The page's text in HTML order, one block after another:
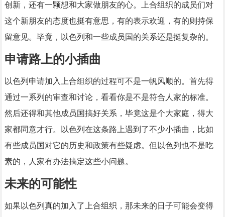
创新，还有一颗想和大家做朋友的心。上合组织的成员们对
这个新朋友的态度也挺有意思，有的表示欢迎，有的则持保
留意见。毕竟，以色列和一些成员国的关系还是挺复杂的。
申请路上的小插曲
以色列申请加入上合组织的过程可不是一帆风顺的。首先得
通过一系列的审查和讨论，看看你是不是符合人家的标准。
然后还得和其他成员国搞好关系，毕竟这是个大家庭，得大
家都同意才行。以色列在这条路上遇到了不少小插曲，比如
有些成员国对它的历史和政策有些疑虑。但以色列也不是吃
素的，人家有办法搞定这些小问题。
未来的可能性
如果以色列真的加入了上合组织，那未来的日子可能会变得